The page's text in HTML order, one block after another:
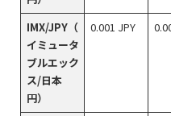
IMX/JPY（
イミュータ
ブルエック
ス/日本
円）
0.001 JPY